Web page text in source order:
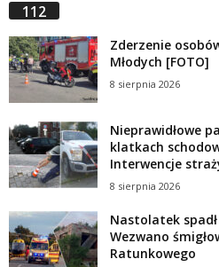
112
Zderzenie
Młodych [FOTO]
8 sierpnia 2026
Nieprawidłowe
klatkach
Interwencje
8 sierpnia 2026
Nastolatek
Wezwano
Ratunkowego